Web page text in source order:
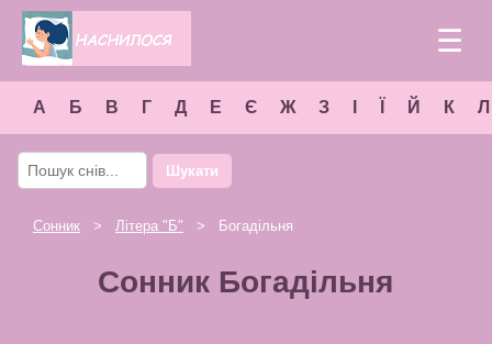
☰
А Б В Г Д Е Є Ж З Й К Л
Шукати
Сонник > Літера " Б" > Богадільня
Сонник Богадільня